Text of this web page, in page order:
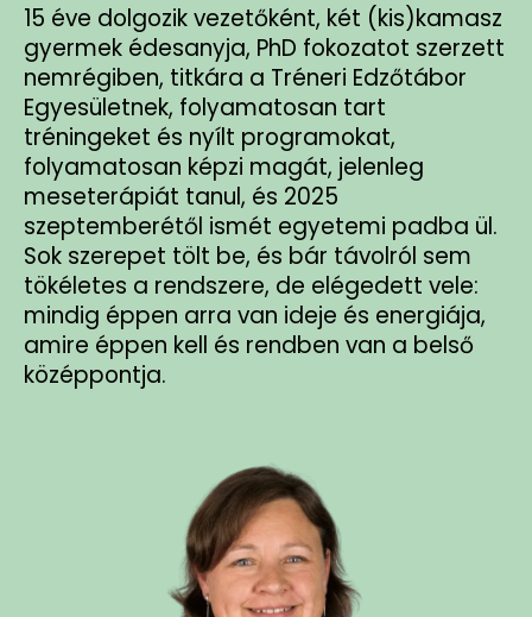
15 éve dolgozik vezetőként, két (kis)kamasz
gyermek édesanyja, PhD fokozatot szerzett
nemrégiben, titkára a Tréneri Edzőtábor
Egyesületnek, folyamatosan tart
tréningeket és nyílt programokat,
folyamatosan képzi magát, jelenleg
meseterápiát tanul, és 2025
szeptemberétől ismét egyetemi padba ül.
Sok szerepet tölt be, és bár távolról sem
tökéletes a rendszere, de elégedett vele:
mindig éppen arra van ideje és energiája,
amire éppen kell és rendben van a belső
középpontja.